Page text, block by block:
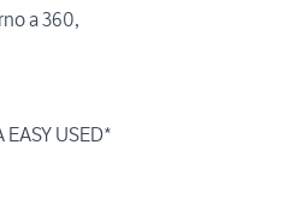
a 360,
USED*